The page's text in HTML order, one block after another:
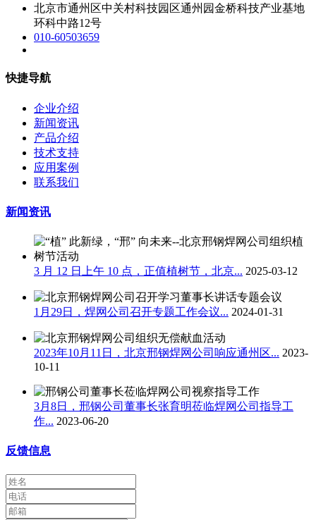
北京市通州区中关村科技园区通州园金桥科技产业基地
环科中路12号
010-60503659
快捷导航
企业介绍
新闻资讯
产品介绍
技术支持
应用案例
联系我们
新闻资讯
3 月 12 日上午 10 点，正值植树节，北京... 2025-03-12
1月29日，焊网公司召开专题工作会议... 2024-01-31
2023年10月11日，北京邢钢焊网公司响应通州区... 2023-
10-11
3月8日，邢钢公司董事长张育明莅临焊网公司指导工
作... 2023-06-20
反馈信息